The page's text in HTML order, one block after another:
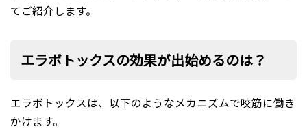
てご紹介します。
エラボトックスの効果が出始めるのは？
エラボトックスは、以下のようなメカニズムで咬筋に働き
かけます。